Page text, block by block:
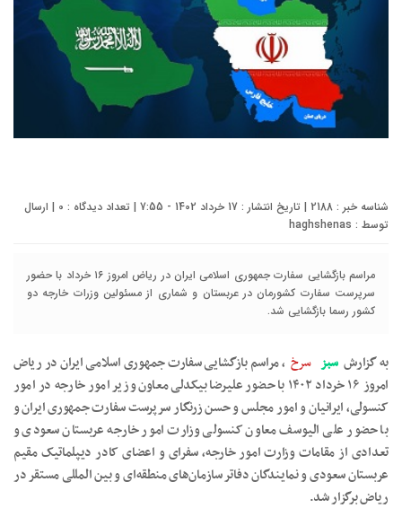
شناسه خبر : 2188 | تاریخ انتشار : 17 خرداد 1402 - 7:55 | تعداد دیدگاه : 0 | ارسال
توسط : haghshenas
مراسم بازگشایی سفارت جمهوری اسلامی ایران در ریاض امروز ۱۶ خرداد با حضور
سرپرست سفارت کشورمان در عربستان و شماری از مسئولین وزرات خارجه دو
کشور رسما بازگشایی شد.
به گزارش سبز سرخ ، مراسم بازگشایی سفارت جمهوری اسلامی ایران در ریاض
امروز ۱۶ خرداد ۱۴۰۲ با حضور علیرضا بیکدلی معاون وزیر امور خارجه در امور
کنسولی، ایرانیان و امور مجلس و حسن زرنگار سرپرست سفارت جمهوری ایران و
با حضور علی الیوسف معاون کنسولی وزارت امور خارجه عربستان سعودی و
تعدادی از مقامات وزارت امور خارجه، سفرای و اعضای کادر دیپلماتیک مقیم
عربستان سعودی و نمایندگان دفاتر سازمان‌های منطقه‌ای و بین المللی مستقر در
ریاض برگزار شد.